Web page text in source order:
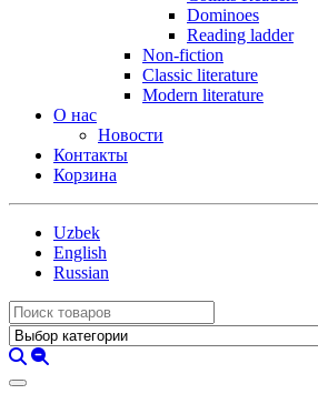
Dominoes
Reading ladder
Non-fiction
Classic literature
Modern literature
О нас
Новости
Контакты
Корзина
Uzbek
English
Russian